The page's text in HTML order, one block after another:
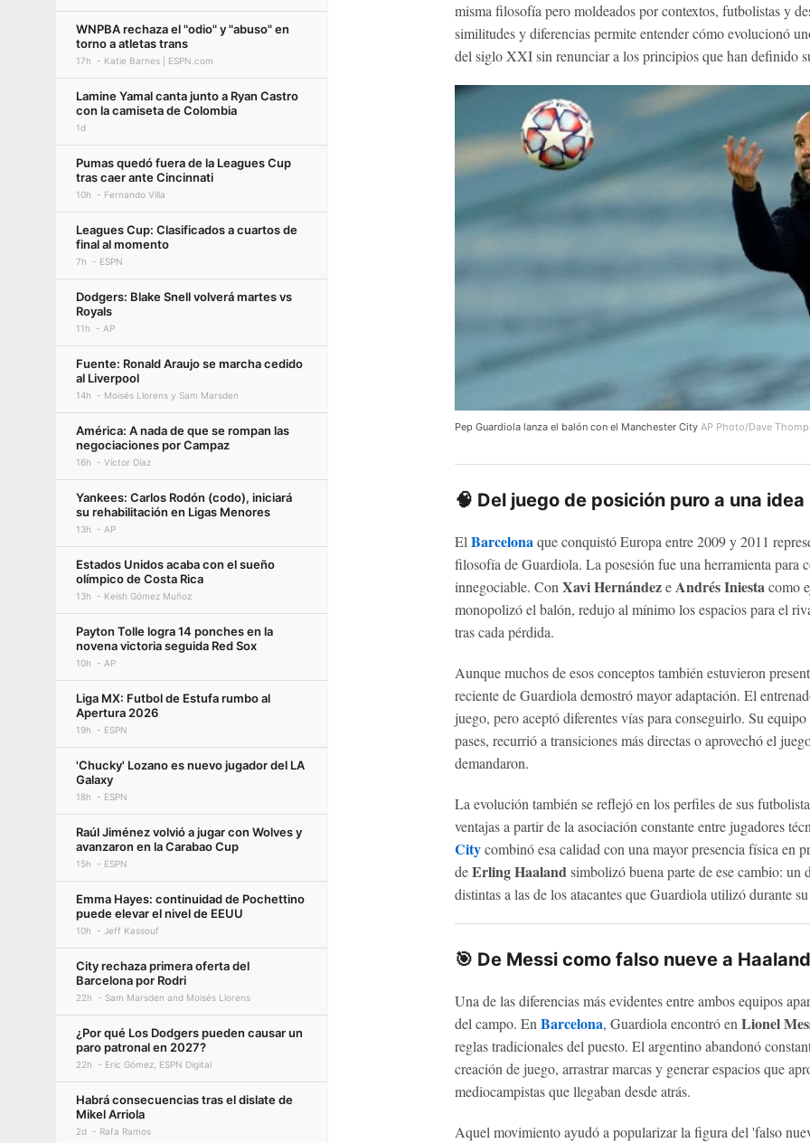
WNPBA rechaza el "odio" y "abuso" en
torno a atletas trans
17h Katie Barnes | ESPN.com
Lamine Yamal canta junto a Ryan Castro
con la camiseta de Colombia
1d
Pumas quedó fuera de la Leagues Cup
tras caer ante Cincinnati
10h Fernando Villa
Leagues Cup: Clasificados a cuartos de
final al momento
7h ESPN
Dodgers: Blake Snell volverá martes vs
Royals
11h AP
Fuente: Ronald Araujo se marcha cedido
al Liverpool
14h Moisés Llorens y Sam Marsden
América: A nada de que se rompan las
negociaciones por Campaz
16h Víctor Díaz
Yankees: Carlos Rodón (codo), iniciará
su rehabilitación en Ligas Menores
13h AP
Estados Unidos acaba con el sueño
olímpico de Costa Rica
13h Keish Gómez Muñoz
Payton Tolle logra 14 ponches en la
novena victoria seguida Red Sox
10h AP
Liga MX: Futbol de Estufa rumbo al
Apertura 2026
19h ESPN
'Chucky' Lozano es nuevo jugador del LA
Galaxy
18h ESPN
Raúl Jiménez volvió a jugar con Wolves y
avanzaron en la Carabao Cup
15h ESPN
Emma Hayes: continuidad de Pochettino
puede elevar el nivel de EEUU
10h Jeff Kassouf
City rechaza primera oferta del
Barcelona por Rodri
22h Sam Marsden and Moisés Llorens
¿Por qué Los Dodgers pueden causar un
paro patronal en 2027?
22h Eric Gómez, ESPN Digital
Habrá consecuencias tras el dislate de
Mikel Arriola
2d Rafa Ramos
misma filosofía pero moldeados por contextos, futbolistas y
similitudes y diferencias permite entender cómo evolucionó
del siglo XXI sin renunciar a los principios que han definido
Pep Guardiola lanza el balón con el Manchester City AP Photo/Dave
🧠 Del juego de posición puro a una
ElBarcelona que conquistó Europa entre 2009 y 2011
filosofía de Guardiola. La posesión fue una herramienta para
innegociable. ConXavi HernándezeAndrés Iniestacomo
monopolizó el balón, redujo al mínimo los espacios para el
tras cada pérdida.
Aunque muchos de esos conceptos también estuvieron
reciente de Guardiola demostró mayor adaptación. El
juego, pero aceptó diferentes vías para conseguirlo. Su
pases, recurrió a transiciones más directas o aprovechó el
demandaron.
La evolución también se reflejó en los perfiles de sus
ventajas a partir de la asociación constante entre jugadores
Citycombinó esa calidad con una mayor presencia física en
deErling Haalandsimbolizó buena parte de ese cambio: un
distintas a las de los atacantes que Guardiola utilizó durante
🎯 De Messi como falso nueve a
Una de las diferencias más evidentes entre ambos equipos
del campo. EnBarcelona, Guardiola encontró enLionel
reglas tradicionales del puesto. El argentino abandonó
creación de juego, arrastrar marcas y generar espacios que
mediocampistas que llegaban desde atrás.
Aquel movimiento ayudó a popularizar la figura del 'falso